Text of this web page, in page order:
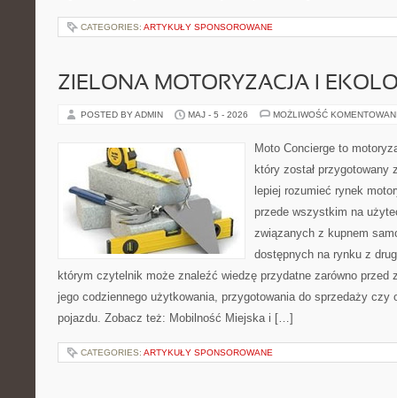
CATEGORIES: ARTYKUŁY SPONSOROWANE
ZIELONA MOTORYZACJA I
POSTED BY ADMIN MAJ - 5 - 2026 MOŻLIWOŚĆ
Moto Concierge to
który został
lepiej rozumieć rynek
przede wszystkim na
związanych z kupnem
dostępnych na rynku z
którym czytelnik może znaleźć wiedzę przydatne zarówno przed
jego codziennego użytkowania, przygotowania do sprzedaży czy
pojazdu. Zobacz też: Mobilność Miejska i […]
CATEGORIES: ARTYKUŁY SPONSOROWANE